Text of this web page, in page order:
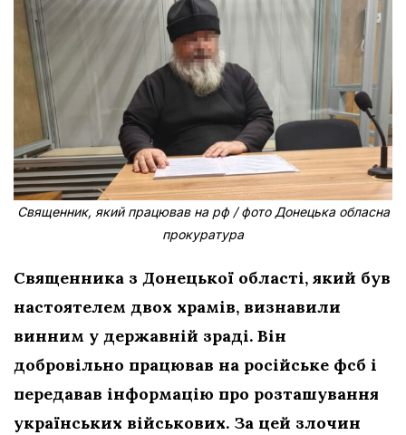
Священник, який працював на рф / фото Донецька обласна
прокуратура
Священника з Донецької області, який був
настоятелем двох храмів, визнавили
винним у державній зраді. Він
добровільно працював на російське фсб і
передавав інформацію про розташування
українських військових. За цей злочин